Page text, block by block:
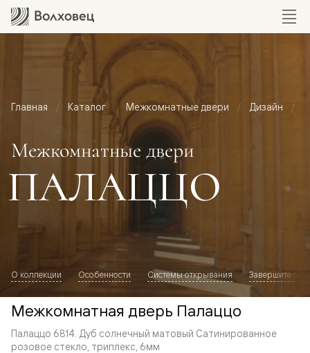
Главная Каталог Межкомнатные двери Дизайн
Межкомнатные двери
ПАЛАЦЦО
О коллекции Особенности Системы открывания Завершите
Межкомнатная дверь Палаццо
Палаццо 6814. Дуб солнечный матовый Сатинированное
розовое стекло, триплекс, 6мм